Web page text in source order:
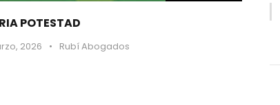
POTESTAD
2026 • Rubí Abogados